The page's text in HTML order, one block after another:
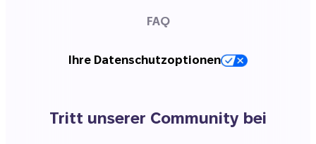
FAQ
Ihre Datenschutzoptionen
Tritt unserer Community bei